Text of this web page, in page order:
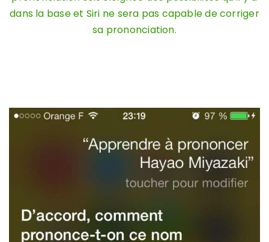
dans la base et Siri ne sera pas capable de corriger
sa prononciation.